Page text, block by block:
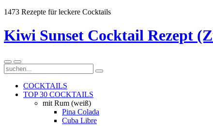
1473 Rezepte für leckere Cocktails
Kiwi Sunset Cocktail Rezept
COCKTAILS
TOP 30 COCKTAILS
mit Rum (weiß)
Pina Colada
Cuba Libre